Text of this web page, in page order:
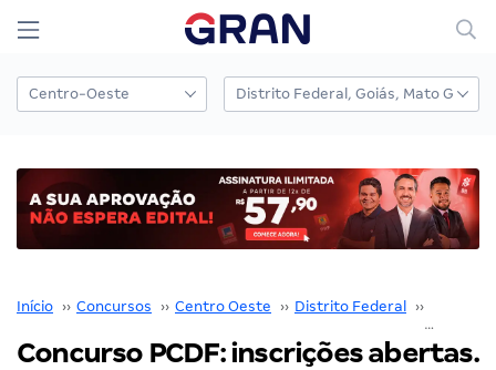
Início ›› Concursos ›› Centro Oeste ›› Distrito Federal ››
Concurso PCDF: inscrições abertas.